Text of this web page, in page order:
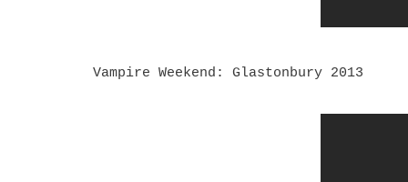
Vampire Weekend: Glastonbury 2013